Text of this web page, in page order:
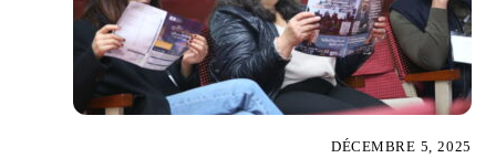
DÉCEMBRE 5, 2025